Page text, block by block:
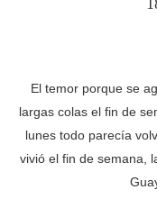
El temor porque se
largas colas el fin de
lunes todo parecía
vivió el fin de semana,